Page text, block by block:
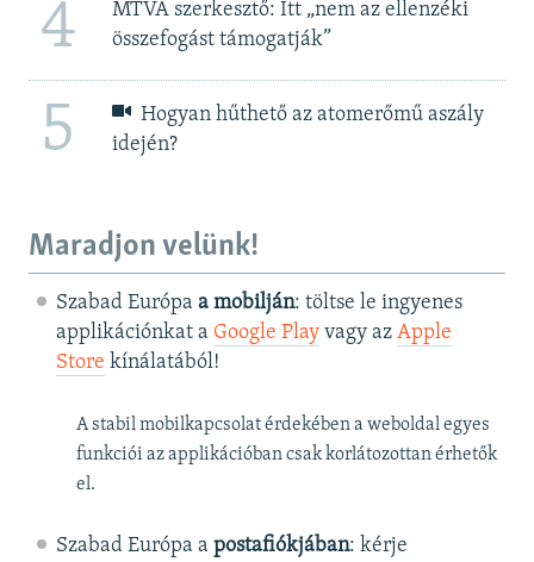
4
MTVA szerkesztő: Itt „nem az ellenzéki
összefogást támogatják”
5
Hogyan hűthető az atomerőmű aszály
idején?
Maradjon velünk!
Szabad Európa a mobilján: töltse le ingyenes
applikációnkat a Google Playvagy az Apple
Store kínálatából!
A stabil mobilkapcsolat érdekében a weboldal egyes
funkciói az applikációban csak korlátozottan érhetők
el.
Szabad Európa a postafiókjában: kérje